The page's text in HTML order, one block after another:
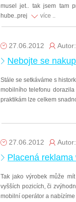
musel jet.. tak jsem tam
hube..prej
více ..
27.06.2012
Nebojte se
Stále se setkáváme s
mobilního telefonu
praktikám lze celkem
27.06.2012
Placená
Tak jako výrobek může
vyšších pozicích, či
mobilní operátor a